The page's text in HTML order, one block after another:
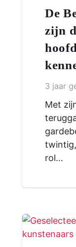
De
zijn
3 jaar
Met
rol…